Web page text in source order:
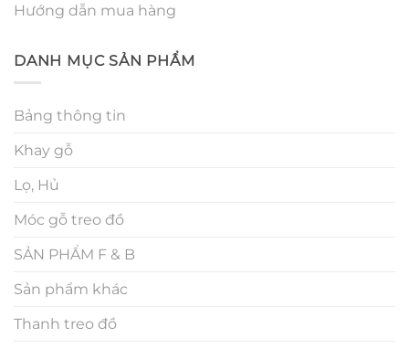
Hướng dẫn mua hàng
DANH MỤC SẢN PHẨM
Bảng thông tin
Khay gỗ
Lọ, Hủ
Móc gỗ treo đồ
SẢN PHẨM F & B
Sản phẩm khác
Thanh treo đồ